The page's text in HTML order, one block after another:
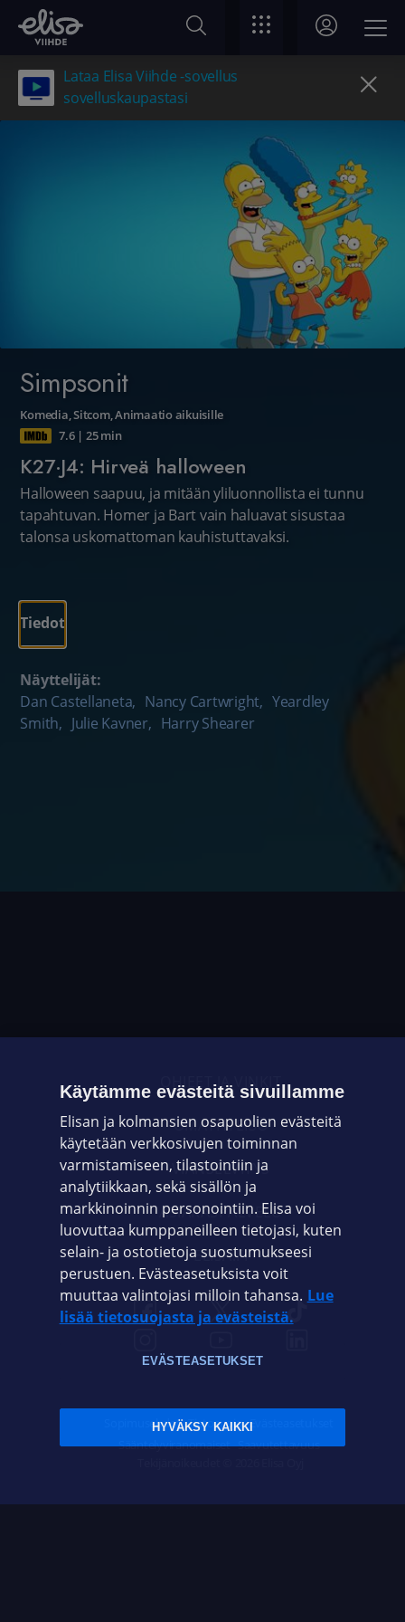
Lataa Elisa Viihde -sovellus
sovelluskaupastasi
Simpsonit
Komedia,Sitcom,Animaatio aikuisille
7.6| 25 min
K27·J4: Hirveä halloween
Halloween saapuu, ja mitään yliluonnollista ei tunnu
tapahtuvan. Homer ja Bart vain haluavat sisustaa
talonsa uskomattoman kauhistuttavaksi.
Tiedot
Näyttelijät:
Dan Castellaneta, Nancy Cartwright, Yeardley
Smith, Julie Kavner, Harry Shearer
OHJEET JA VINKIT
OMAYHTEISÖ
VIANSELVITYS
ASIAKASPALVELU
ELISA.FI
Sopimusehdot Tietosuoja Evästeasetukset
Sääntelyviranomaiset Saavutettavuus
Käytämme evästeitä sivuillamme
Elisan ja kolmansien osapuolien evästeitä
käytetään verkkosivujen toiminnan
varmistamiseen, tilastointiin ja
analytiikkaan, sekä sisällön ja
markkinoinnin personointiin. Elisa voi
luovuttaa kumppaneilleen tietojasi, kuten
selain- ja ostotietoja suostumukseesi
perustuen. Evästeasetuksista voit
muuttaa valintojasi milloin tahansa. Lue
lisää tietosuojasta ja evästeistä.
EVÄSTEASETUKSET
HYVÄKSY KAIKKI